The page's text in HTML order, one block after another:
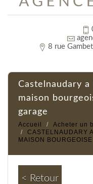
8 rue
castelnaudary a 7 mn a pied de la gare -
maison
garage
Accueil Acheter un
CASTELNAUDARY
MAISON
< Retour